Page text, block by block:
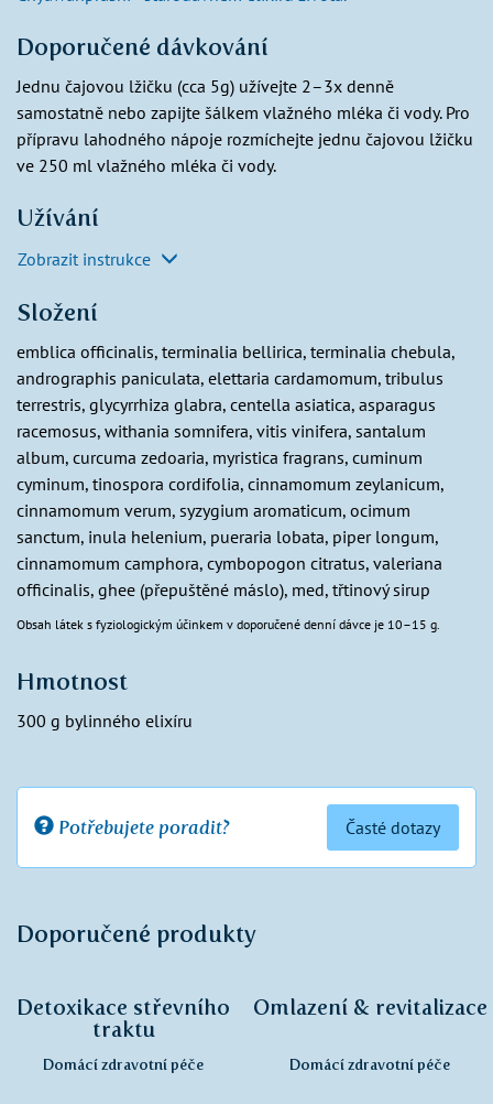
Doporučené dávkování
Jednu čajovou lžičku (cca 5g) užívejte 2–3x denně
samostatně nebo zapijte šálkem vlažného mléka či vody. Pro
přípravu lahodného nápoje rozmíchejte jednu čajovou lžičku
ve 250 ml vlažného mléka či vody.
Užívání
Zobrazit instrukce
Složení
emblica officinalis, terminalia bellirica, terminalia chebula,
andrographis paniculata, elettaria cardamomum, tribulus
terrestris, glycyrrhiza glabra, centella asiatica, asparagus
racemosus, withania somnifera, vitis vinifera, santalum
album, curcuma zedoaria, myristica fragrans, cuminum
cyminum, tinospora cordifolia, cinnamomum zeylanicum,
cinnamomum verum, syzygium aromaticum, ocimum
sanctum, inula helenium, pueraria lobata, piper longum,
cinnamomum camphora, cymbopogon citratus, valeriana
officinalis, ghee (přepuštěné máslo), med, třtinový sirup
Obsah látek s fyziologickým účinkem v doporučené denní dávce je 10–15 g.
Hmotnost
300 g bylinného elixíru
Potřebujete poradit? Časté dotazy
Doporučené produkty
Detoxikace střevního
traktu
Domácí zdravotní péče
Omlazení & revitalizace
Domácí zdravotní péče